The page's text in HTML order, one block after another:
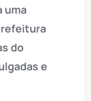
uma
do
e